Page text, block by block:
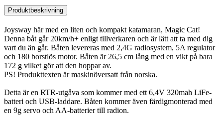
Produktbeskrivning
Joysway här med en liten och kompakt katamaran, Magic Cat!
Denna båt går 20km/h+ enligt tillverkaren och är lätt att ta med dig
vart du än går. Båten levereras med 2,4G radiosystem, 5A regulator
och 180 borstlös motor. Båten är 26,5 cm lång med en vikt på bara
172 g vilket gör att den hoppar av.
PS! Produkttexten är maskinöversatt från norska.
Detta är en RTR-utgåva som kommer med ett 6,4V 320mah LiFe-
batteri och USB-laddare. Båten kommer även färdigmonterad med
en 9g servo och AA-batterier till radion.